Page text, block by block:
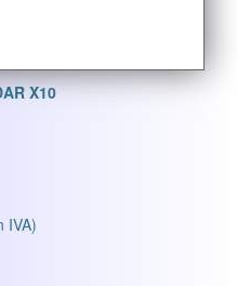
X10
IVA)